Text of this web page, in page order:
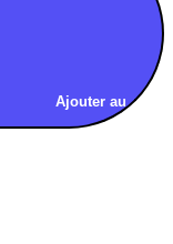
Ajouter au